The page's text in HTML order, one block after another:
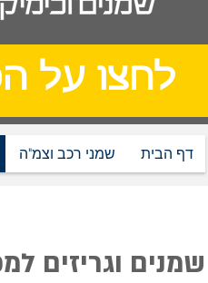
שמני רכב וצמ"ה דף הבית
שמנים וגריזים
לחצו על